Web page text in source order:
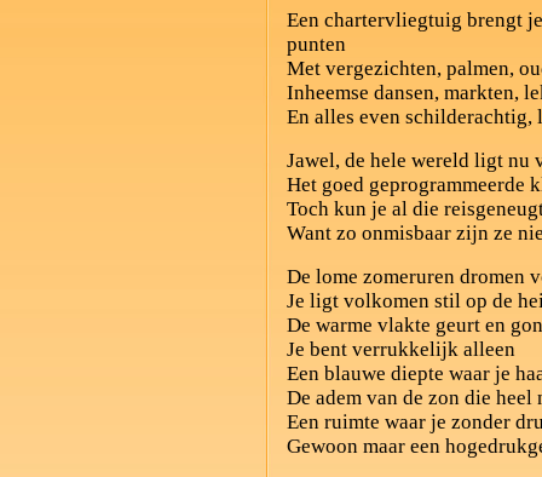
Een chartervliegtuig brengt
punten
Met vergezichten, palmen,
Inheemse dansen, markten,
En alles even schilderachtig,
Jawel, de hele wereld ligt nu
Het goed geprogrammeerde
Toch kun je al die
Want zo onmisbaar zijn ze
De lome zomeruren dromen
Je ligt volkomen stil op de
De warme vlakte geurt en
Je bent verrukkelijk alleen
Een blauwe diepte waar je
De adem van de zon die
Een ruimte waar je zonder
Gewoon maar een